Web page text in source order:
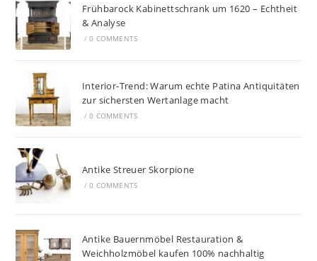
Frühbarock Kabinettschrank um 1620 – Echtheit
& Analyse
/ 0 COMMENTS
Interior-Trend: Warum echte Patina Antiquitäten
zur sichersten Wertanlage macht
/ 0 COMMENTS
Antike Streuer Skorpione
/ 0 COMMENTS
Antike Bauernmöbel Restauration &
Weichholzmöbel kaufen 100% nachhaltig